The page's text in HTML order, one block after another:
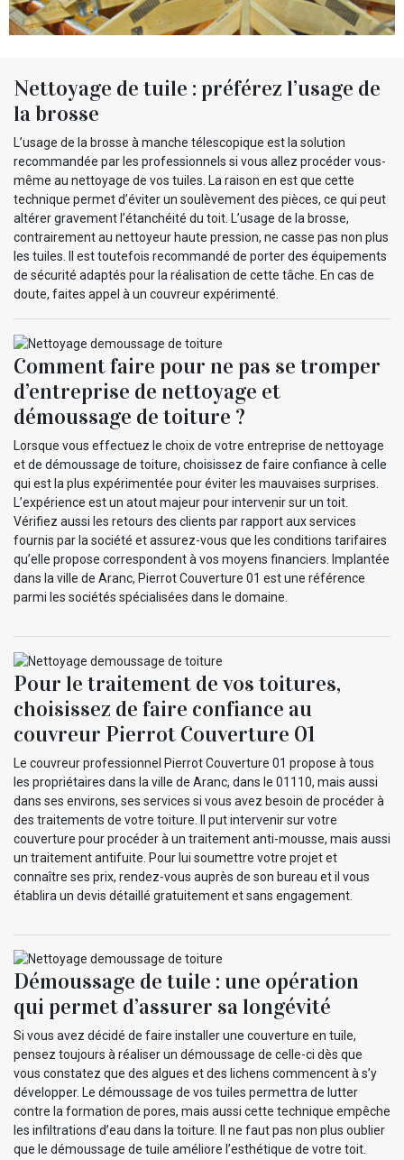
Nettoyage de tuile : préférez l’usage de
la brosse
L’usage de la brosse à manche télescopique est la solution
recommandée par les professionnels si vous allez procéder vous-
même au nettoyage de vos tuiles. La raison en est que cette
technique permet d’éviter un soulèvement des pièces, ce qui peut
altérer gravement l’étanchéité du toit. L’usage de la brosse,
contrairement au nettoyeur haute pression, ne casse pas non plus
les tuiles. Il est toutefois recommandé de porter des équipements
de sécurité adaptés pour la réalisation de cette tâche. En cas de
doute, faites appel à un couvreur expérimenté.
Comment faire pour ne pas se tromper
d’entreprise de nettoyage et
démoussage de toiture ?
Lorsque vous effectuez le choix de votre entreprise de nettoyage
et de démoussage de toiture, choisissez de faire confiance à celle
qui est la plus expérimentée pour éviter les mauvaises surprises.
L’expérience est un atout majeur pour intervenir sur un toit.
Vérifiez aussi les retours des clients par rapport aux services
fournis par la société et assurez-vous que les conditions tarifaires
qu’elle propose correspondent à vos moyens financiers. Implantée
dans la ville de Aranc, Pierrot Couverture 01 est une référence
parmi les sociétés spécialisées dans le domaine.
Pour le traitement de vos toitures,
choisissez de faire confiance au
couvreur Pierrot Couverture 01
Le couvreur professionnel Pierrot Couverture 01 propose à tous
les propriétaires dans la ville de Aranc, dans le 01110, mais aussi
dans ses environs, ses services si vous avez besoin de procéder à
des traitements de votre toiture. Il put intervenir sur votre
couverture pour procéder à un traitement anti-mousse, mais aussi
un traitement antifuite. Pour lui soumettre votre projet et
connaître ses prix, rendez-vous auprès de son bureau et il vous
établira un devis détaillé gratuitement et sans engagement.
Démoussage de tuile : une opération
qui permet d’assurer sa longévité
Si vous avez décidé de faire installer une couverture en tuile,
pensez toujours à réaliser un démoussage de celle-ci dès que
vous constatez que des algues et des lichens commencent à s’y
développer. Le démoussage de vos tuiles permettra de lutter
contre la formation de pores, mais aussi cette technique empêche
les infiltrations d’eau dans la toiture. Il ne faut pas non plus oublier
que le démoussage de tuile améliore l’esthétique de votre toit.